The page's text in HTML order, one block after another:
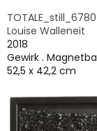
Louise Walleneit
2018
Gewirk .
52,5 x 42,2 cm